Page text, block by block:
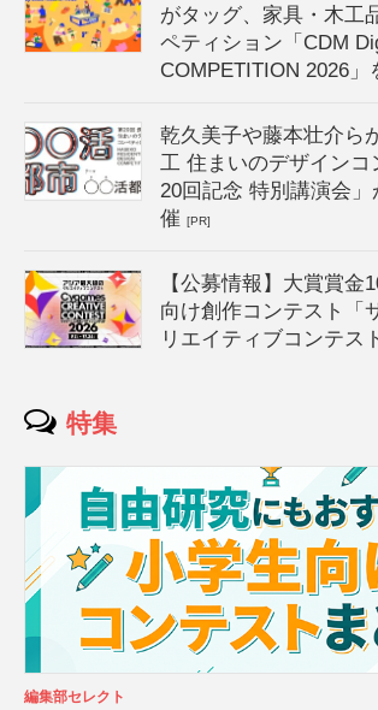
がタッグ、家具・木工
ペティション「CDM
COMPETITION 2026」
乾久美子や藤本壮介ら
工 住まいのデザインコ
20回記念 特別講演会」
催[PR]
【公募情報】大賞賞金
向け創作コンテスト「
リエイティブコンテス
特集
編集部セレクト